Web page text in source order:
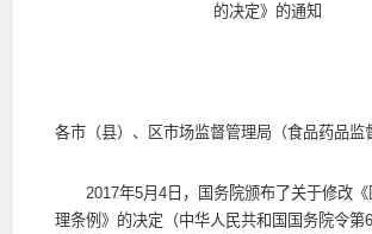
的决定》的通知
各市（县）、区市场监督管理局（食品药品监
2017年5月4日，国务院颁布了关于修改《
理条例》的决定（中华人民共和国国务院令第